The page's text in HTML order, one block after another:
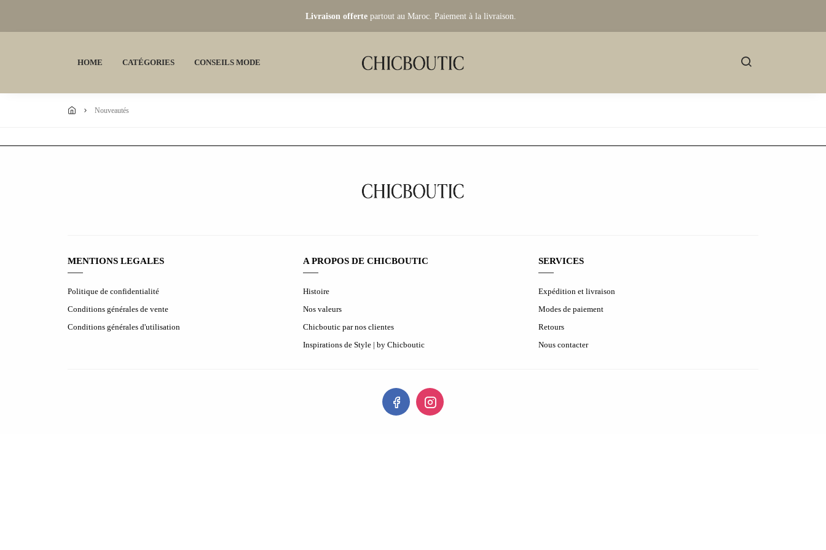
Livraison offerte partout au Maroc. Paiement à la livraison.
HOME CATÉGORIES CONSEILS MODE
nouveautés
MENTIONS LEGALES
Politique de confidentialité
Conditions générales de vente
Conditions générales d'utilisation
A PROPOS DE CHICBOUTIC
Histoire
Nos valeurs
Chicboutic par nos clientes
Inspirations de Style | by Chicboutic
SERVICES
Expédition et livraison
Modes de paiement
Retours
Nous contacter